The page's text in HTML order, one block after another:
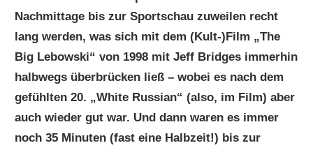
Nachmittage bis zur Sportschau zuweilen recht
lang werden, was sich mit dem (Kult-)Film „The
Big Lebowski“ von 1998 mit Jeff Bridges immerhin
halbwegs überbrücken ließ – wobei es nach dem
gefühlten 20. „White Russian“ (also, im Film) aber
auch wieder gut war. Und dann waren es immer
noch 35 Minuten (fast eine Halbzeit!) bis zur